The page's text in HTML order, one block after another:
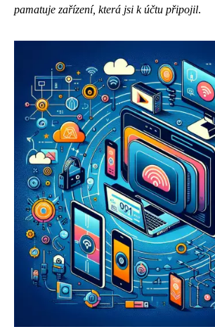
pamatuje zařízení, která jsi k účtu připojil.